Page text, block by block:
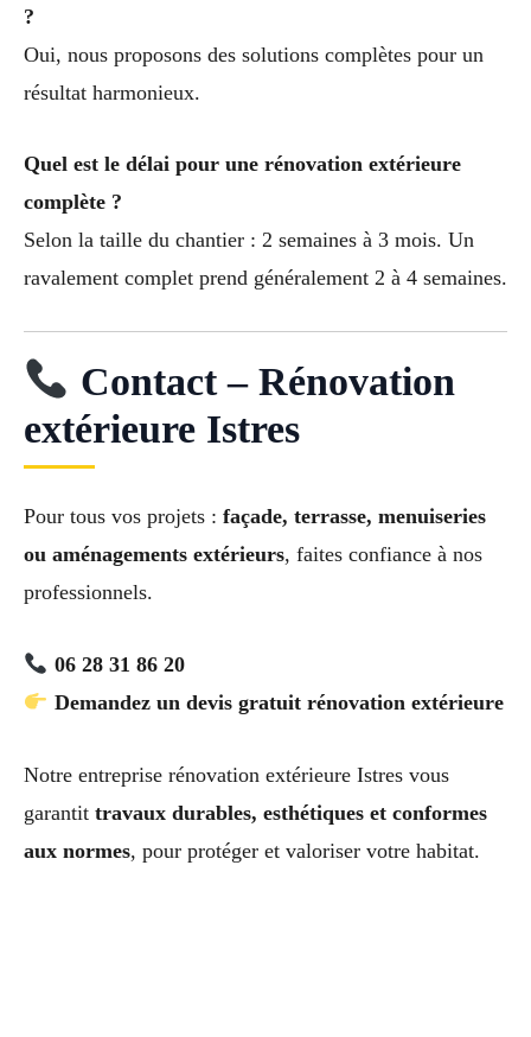
?
Oui, nous proposons des solutions complètes pour un
résultat harmonieux.
Quel est le délai pour une rénovation extérieure
complète ?
Selon la taille du chantier : 2 semaines à 3 mois. Un
ravalement complet prend généralement 2 à 4 semaines.
Contact – Rénovation
extérieure Istres
Pour tous vos projets : façade, terrasse, menuiseries
ou aménagements extérieurs, faites confiance à nos
professionnels.
06 28 31 86 20
Demandez un devis gratuit rénovation extérieure
Notre entreprise rénovation extérieure Istres vous
garantit travaux durables, esthétiques et conformes
aux normes, pour protéger et valoriser votre habitat.